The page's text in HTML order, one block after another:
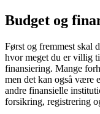
Budget og
Først og fremmest skal
hvor meget du er villig
finansiering. Mange
men det kan også være
andre finansielle
forsikring, registrering